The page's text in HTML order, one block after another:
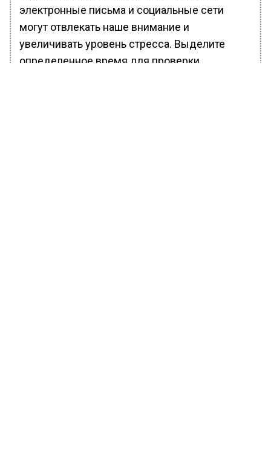
электронные письма и социальные сети
могут отвлекать наше внимание и
увеличивать уровень стресса. Выделите
определенное время для проверки